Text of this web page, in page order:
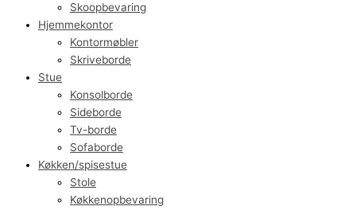
Skoopbevaring
Hjemmekontor
Kontormøbler
Skriveborde
Stue
Konsolborde
Sideborde
Tv-borde
Sofaborde
Køkken/spisestue
Stole
Køkkenopbevaring